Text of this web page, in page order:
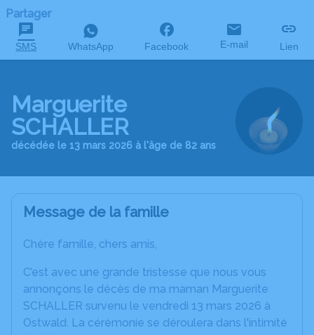
Partager
SMS WhatsApp Facebook E-mail Lien
Marguerite
SCHALLER
décédée le 13 mars 2026 à l'âge de 82 ans
Message de la famille
Chère famille, chers amis,
C’est avec une grande tristesse que nous vous
annonçons le décès de ma maman Marguerite
SCHALLER survenu le vendredi 13 mars 2026 à
Ostwald. La cérémonie se déroulera dans l'intimité